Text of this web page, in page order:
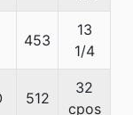
453
13
1/4
512
32
cpos